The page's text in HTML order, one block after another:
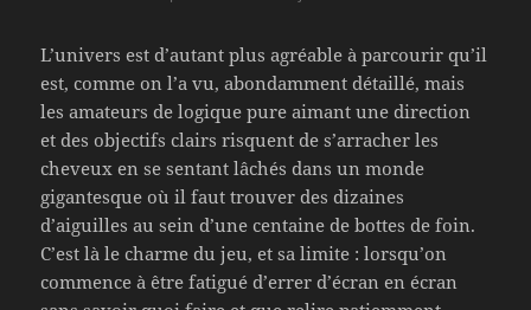
L’univers est d’autant plus agréable à parcourir qu’il
est, comme on l’a vu, abondamment détaillé, mais
les amateurs de logique pure aimant une direction
et des objectifs clairs risquent de s’arracher les
cheveux en se sentant lâchés dans un monde
gigantesque où il faut trouver des dizaines
d’aiguilles au sein d’une centaine de bottes de foin.
C’est là le charme du jeu, et sa limite : lorsqu’on
commence à être fatigué d’errer d’écran en écran